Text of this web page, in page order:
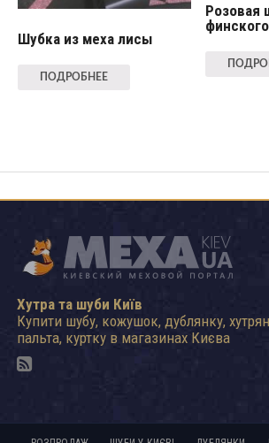
Шубка из меха лисы
ПОДРОБНЕЕ
Розовая
Хутра та шуби Київ
Купити шубу, кожушок, дублянку,
пальта, куртку в магазинах Києва